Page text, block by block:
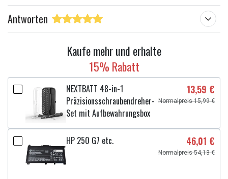
Antworten
Kaufe mehr und erhalte
15% Rabatt
NEXTBATT 48-in-1
Präzisionsschraubendreher-
Set mit Aufbewahrungsbox
13,59 €
Normalpreis 15,99 €
HP 250 G7 etc. 46,01 €
Normalpreis 54,13 €